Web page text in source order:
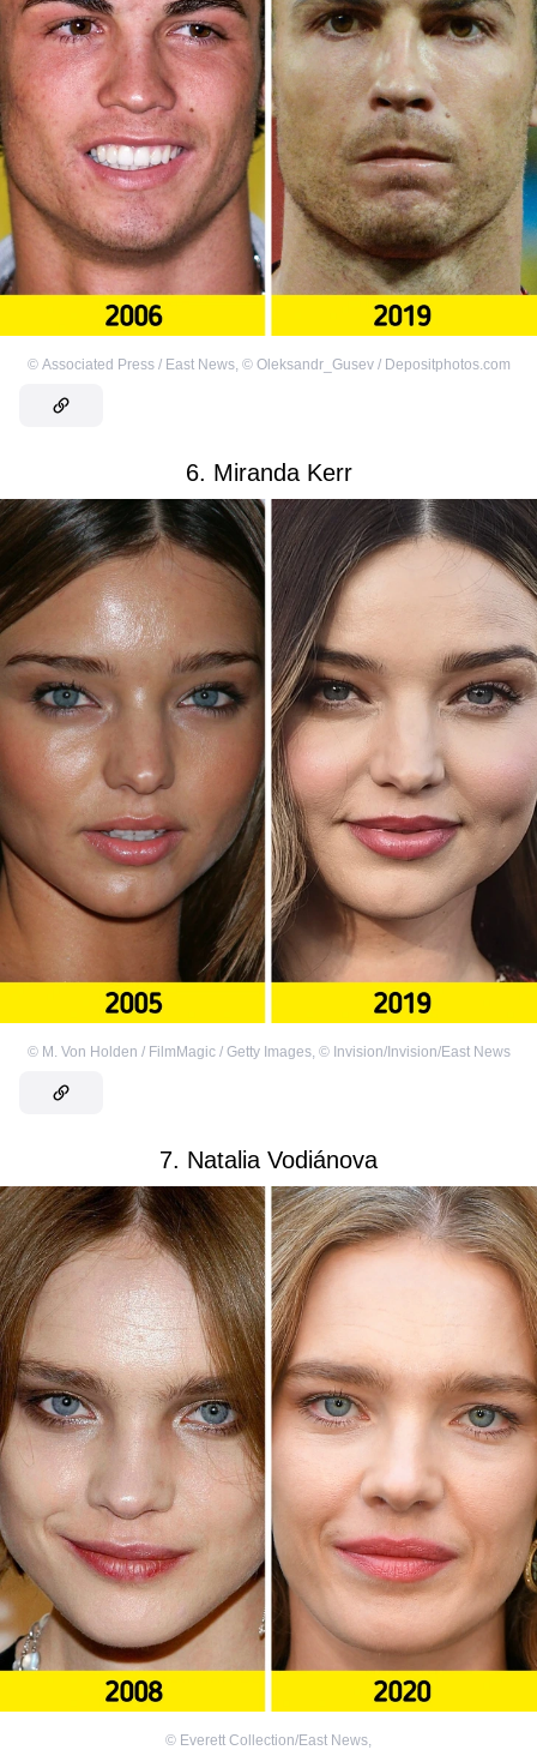
© Associated Press / East News, © Oleksandr_Gusev / Depositphotos.com
6. Miranda Kerr
© M. Von Holden / FilmMagic / Getty Images, © Invision/Invision/East News
7. Natalia Vodiánova
© Everett Collection/East News,